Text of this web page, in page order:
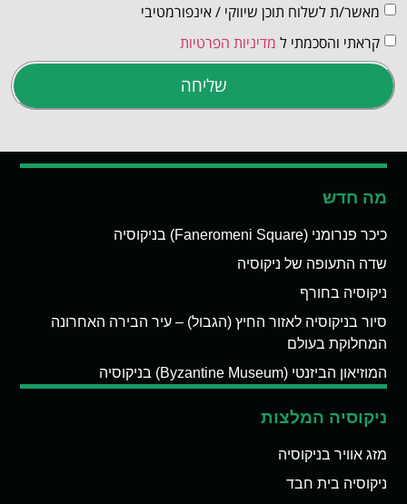
מאשר/ת לשלוח תוכן שיווקי / אינפורמטיבי
קראתי והסכמתי ל מדיניות הפרטיות
שליחה
מה חדש
כיכר פנרומני (Faneromeni Square) בניקוסיה
שדה התעופה של ניקוסיה
ניקוסיה בחורף
סיור בניקוסיה לאזור החיץ (הגבול) – עיר הבירה האחרונה
המחלוקת בעולם
המוזיאון הביזנטי (Byzantine Museum) בניקוסיה
ניקוסיה המלצות
מזג אוויר בניקוסיה
ניקוסיה בית חבד